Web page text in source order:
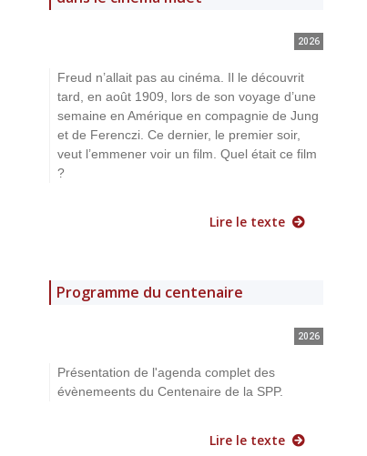
2026
Freud n’allait pas au cinéma. Il le découvrit
tard, en août 1909, lors de son voyage d’une
semaine en Amérique en compagnie de Jung
et de Ferenczi. Ce dernier, le premier soir,
veut l’emmener voir un film. Quel était ce film
?
Lire le texte
Programme du centenaire
2026
Présentation de l'agenda complet des
évènemeents du Centenaire de la SPP.
Lire le texte